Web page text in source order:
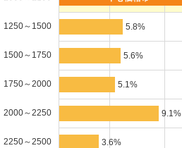
1250～1500 5.8%
1500～1750 5.6%
1750～2000 5.1%
2000～2250 9.1%
2250～2500 3.6%